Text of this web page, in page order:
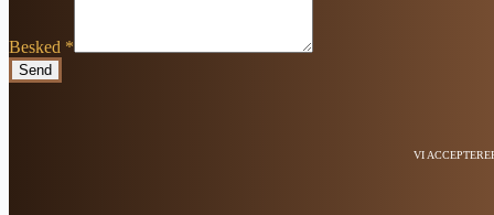
Besked *
Send
VI